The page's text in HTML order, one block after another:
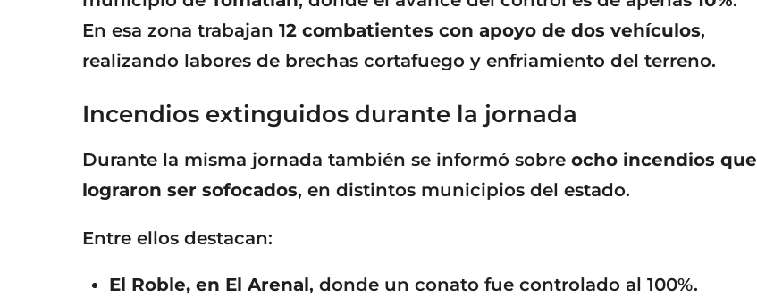
En esa zona trabajan 12 combatientes con apoyo de dos vehículos,
realizando labores de brechas cortafuego y enfriamiento del terreno.
Incendios extinguidos durante la jornada
Durante la misma jornada también se informó sobre ocho incendios que
lograron ser sofocados, en distintos municipios del estado.
Entre ellos destacan:
El Roble, en El Arenal, donde un conato fue controlado al 100%.